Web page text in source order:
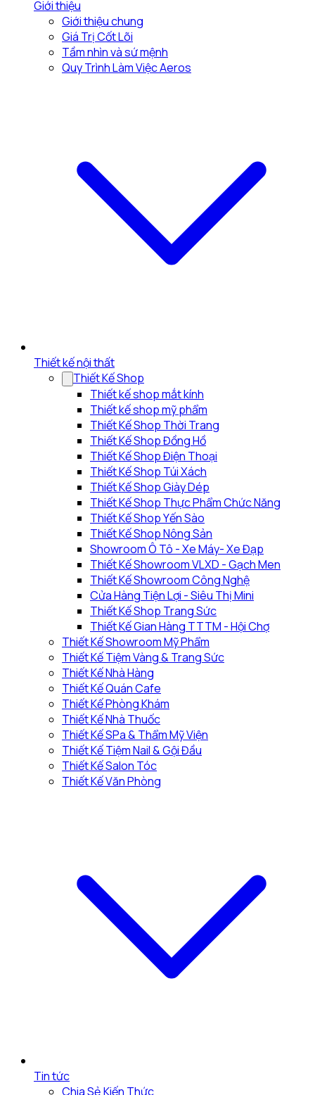
Giới thiệu
Giới thiệu chung
Giá Trị Cốt Lõi
Tầm nhìn và sứ mệnh
Quy Trình Làm Việc Aeros
Thiết kế nội thất
Thiết Kế Shop
Thiết kế shop mắt kính
Thiết kế shop mỹ phẩm
Thiết Kế Shop Thời Trang
Thiết Kế Shop Đồng Hồ
Thiết Kế Shop Điện Thoại
Thiết Kế Shop Túi Xách
Thiết Kế Shop Giày Dép
Thiết Kế Shop Thực Phẩm Chức Năng
Thiết Kế Shop Yến Sào
Thiết Kế Shop Nông Sản
Showroom Ô Tô - Xe Máy- Xe Đạp
Thiết Kế Showroom VLXD - Gạch Men
Thiết Kế Showroom Công Nghệ
Cửa Hàng Tiện Lợi - Siêu Thị Mini
Thiết Kế Shop Trang Sức
Thiết Kế Gian Hàng TTTM - Hội Chợ
Thiết Kế Showroom Mỹ Phẩm
Thiết Kế Tiệm Vàng & Trang Sức
Thiết Kế Nhà Hàng
Thiết Kế Quán Cafe
Thiết Kế Phòng Khám
Thiết Kế Nhà Thuốc
Thiết Kế SPa & Thẩm Mỹ Viện
Thiết Kế Tiệm Nail & Gội Đầu
Thiết Kế Salon Tóc
Thiết Kế Văn Phòng
Tin tức
Chia Sẻ Kiến Thức